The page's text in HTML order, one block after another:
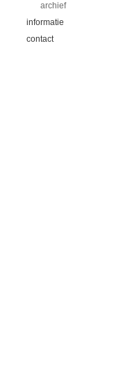
archief
informatie
contact